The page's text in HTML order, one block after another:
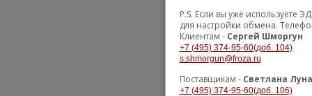
P.S. Если вы уже используете
для настройки обмена.
Клиентам - Сергей Шморгун
+7 (495) 374-95-60(доб. 104)
s.shmorgun@froza.ru
Поставщикам - Светлана
+7 (495) 374-95-60(доб. 106)